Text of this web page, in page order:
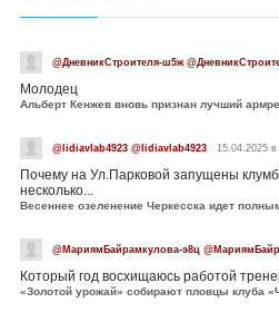
@ДневникСтроителя-ш5ж
Молодец
Альберт Кенжев вновь признан лучший
@lidiavlab4923 @lidiavlab4923 15.04.2025 в
Почему на Ул.Парковой запущены
несколько...
Весеннее озеленение Черкесска идет
@МариямБайрамкулова-э8ц
Который год восхищаюсь работой
«Золотой урожай» собирают пловцы клуба